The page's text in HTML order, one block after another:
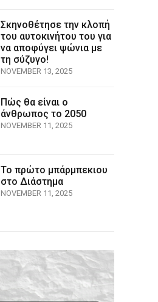
Σκηνοθέτησε την κλοπή
του αυτοκινήτου του για
να αποφύγει ψώνια με
τη σύζυγο!
NOVEMBER 13, 2025
Πώς θα είναι ο
άνθρωπος το 2050
NOVEMBER 11, 2025
Το πρώτο μπάρμπεκιου
στο Διάστημα
NOVEMBER 11, 2025